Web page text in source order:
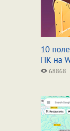
10
ПК на
68868